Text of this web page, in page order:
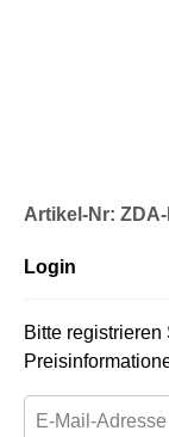
Artikel-Nr:
Login
Bitte